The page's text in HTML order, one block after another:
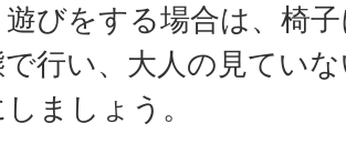
びをする場合は、椅
行い、大人の見てい
ましょう。